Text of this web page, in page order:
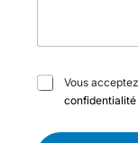
C
Vous
confidentialité